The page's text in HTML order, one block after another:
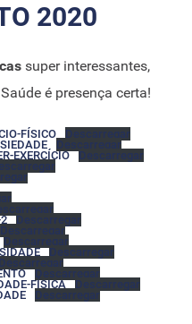
2020
super interessantes,
é presença certa!
FÍSICO
Descarregar
Descarregar
EXERCÍCIO
Descarregar
Descarregar
Descarregar
Descarregar
Descarregar
Descarregar
Descarregar
FÍSICA
Descarregar
Descarregar